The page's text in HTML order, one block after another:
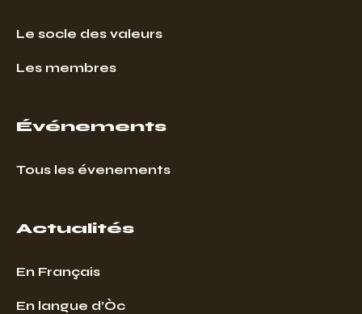
Le socle des valeurs
Les membres
Événements
Tous les évenements
Actualités
En Français
En langue d’Òc